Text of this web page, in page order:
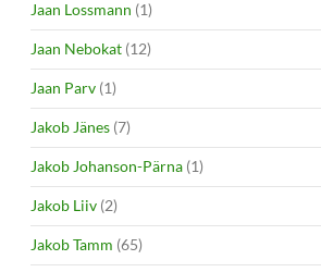
Jaan Lossmann (1)
Jaan Nebokat (12)
Jaan Parv (1)
Jakob Jänes (7)
Jakob Johanson-Pärna (1)
Jakob Liiv (2)
Jakob Tamm (65)